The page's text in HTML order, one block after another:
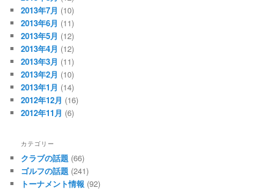
2013年7月 (10)
2013年6月 (11)
2013年5月 (12)
2013年4月 (12)
2013年3月 (11)
2013年2月 (10)
2013年1月 (14)
2012年12月 (16)
2012年11月 (6)
カテゴリー
クラブの話題 (66)
ゴルフの話題 (241)
トーナメント情報 (92)